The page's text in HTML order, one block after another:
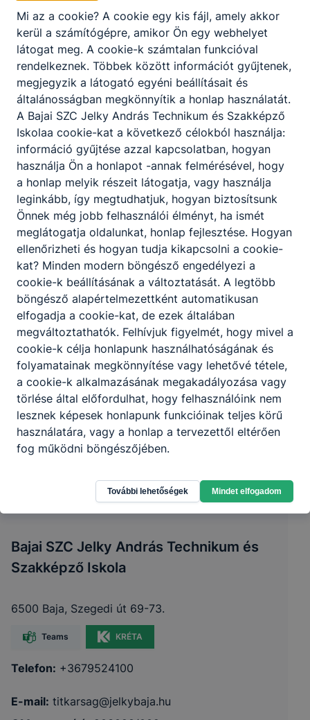
Partnereink
Bajai SZC Jelky András Technikum és
Szakképző Iskola
6500 Baja, Szegedi út 69-73.
Teams KRÉTA
Telefon: +3679524100
E-mail: titkarsag@jelkybaja.hu
Mi az a cookie? A cookie egy kis fájl, amely akkor
kerül a számítógépre, amikor Ön egy webhelyet
látogat meg. A cookie-k számtalan funkcióval
rendelkeznek. Többek között információt gyűjtenek,
megjegyzik a látogató egyéni beállításait és
általánosságban megkönnyítik a honlap használatát.
A Bajai SZC Jelky András Technikum és Szakképző
Iskolaa cookie-kat a következő célokból használja:
információ gyűjtése azzal kapcsolatban, hogyan
használja Ön a honlapot -annak felmérésével, hogy
a honlap melyik részeit látogatja, vagy használja
leginkább, így megtudhatjuk, hogyan biztosítsunk
Önnek még jobb felhasználói élményt, ha ismét
meglátogatja oldalunkat, honlap fejlesztése. Hogyan
ellenőrizheti és hogyan tudja kikapcsolni a cookie-
kat? Minden modern böngésző engedélyezi a
cookie-k beállításának a változtatását. A legtöbb
böngésző alapértelmezettként automatikusan
elfogadja a cookie-kat, de ezek általában
megváltoztathatók. Felhívjuk figyelmét, hogy mivel a
cookie-k célja honlapunk használhatóságának és
folyamatainak megkönnyítése vagy lehetővé tétele,
a cookie-k alkalmazásának megakadályozása vagy
törlése által előfordulhat, hogy felhasználóink nem
lesznek képesek honlapunk funkcióinak teljes körű
használatára, vagy a honlap a tervezettől eltérően
fog működni böngészőjében.
További lehetőségek Mindet elfogadom